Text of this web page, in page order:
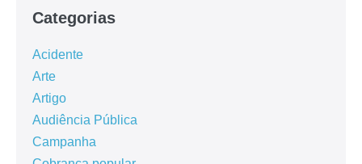
Categorias
Acidente
Arte
Artigo
Audiência Pública
Campanha